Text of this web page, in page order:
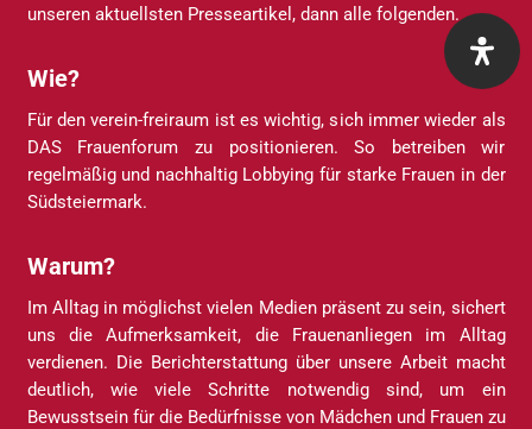
unseren aktuellsten Presseartikel, dann alle folgenden.
Wie?
Für den verein-freiraum ist es wichtig, sich immer wieder als
DAS Frauenforum zu positionieren. So betreiben wir
regelmäßig und nachhaltig Lobbying für starke Frauen in der
Südsteiermark.
Warum?
Im Alltag in möglichst vielen Medien präsent zu sein, sichert
uns die Aufmerksamkeit, die Frauenanliegen im Alltag
verdienen. Die Berichterstattung über unsere Arbeit macht
deutlich, wie viele Schritte notwendig sind, um ein
Bewusstsein für die Bedürfnisse von Mädchen und Frauen zu